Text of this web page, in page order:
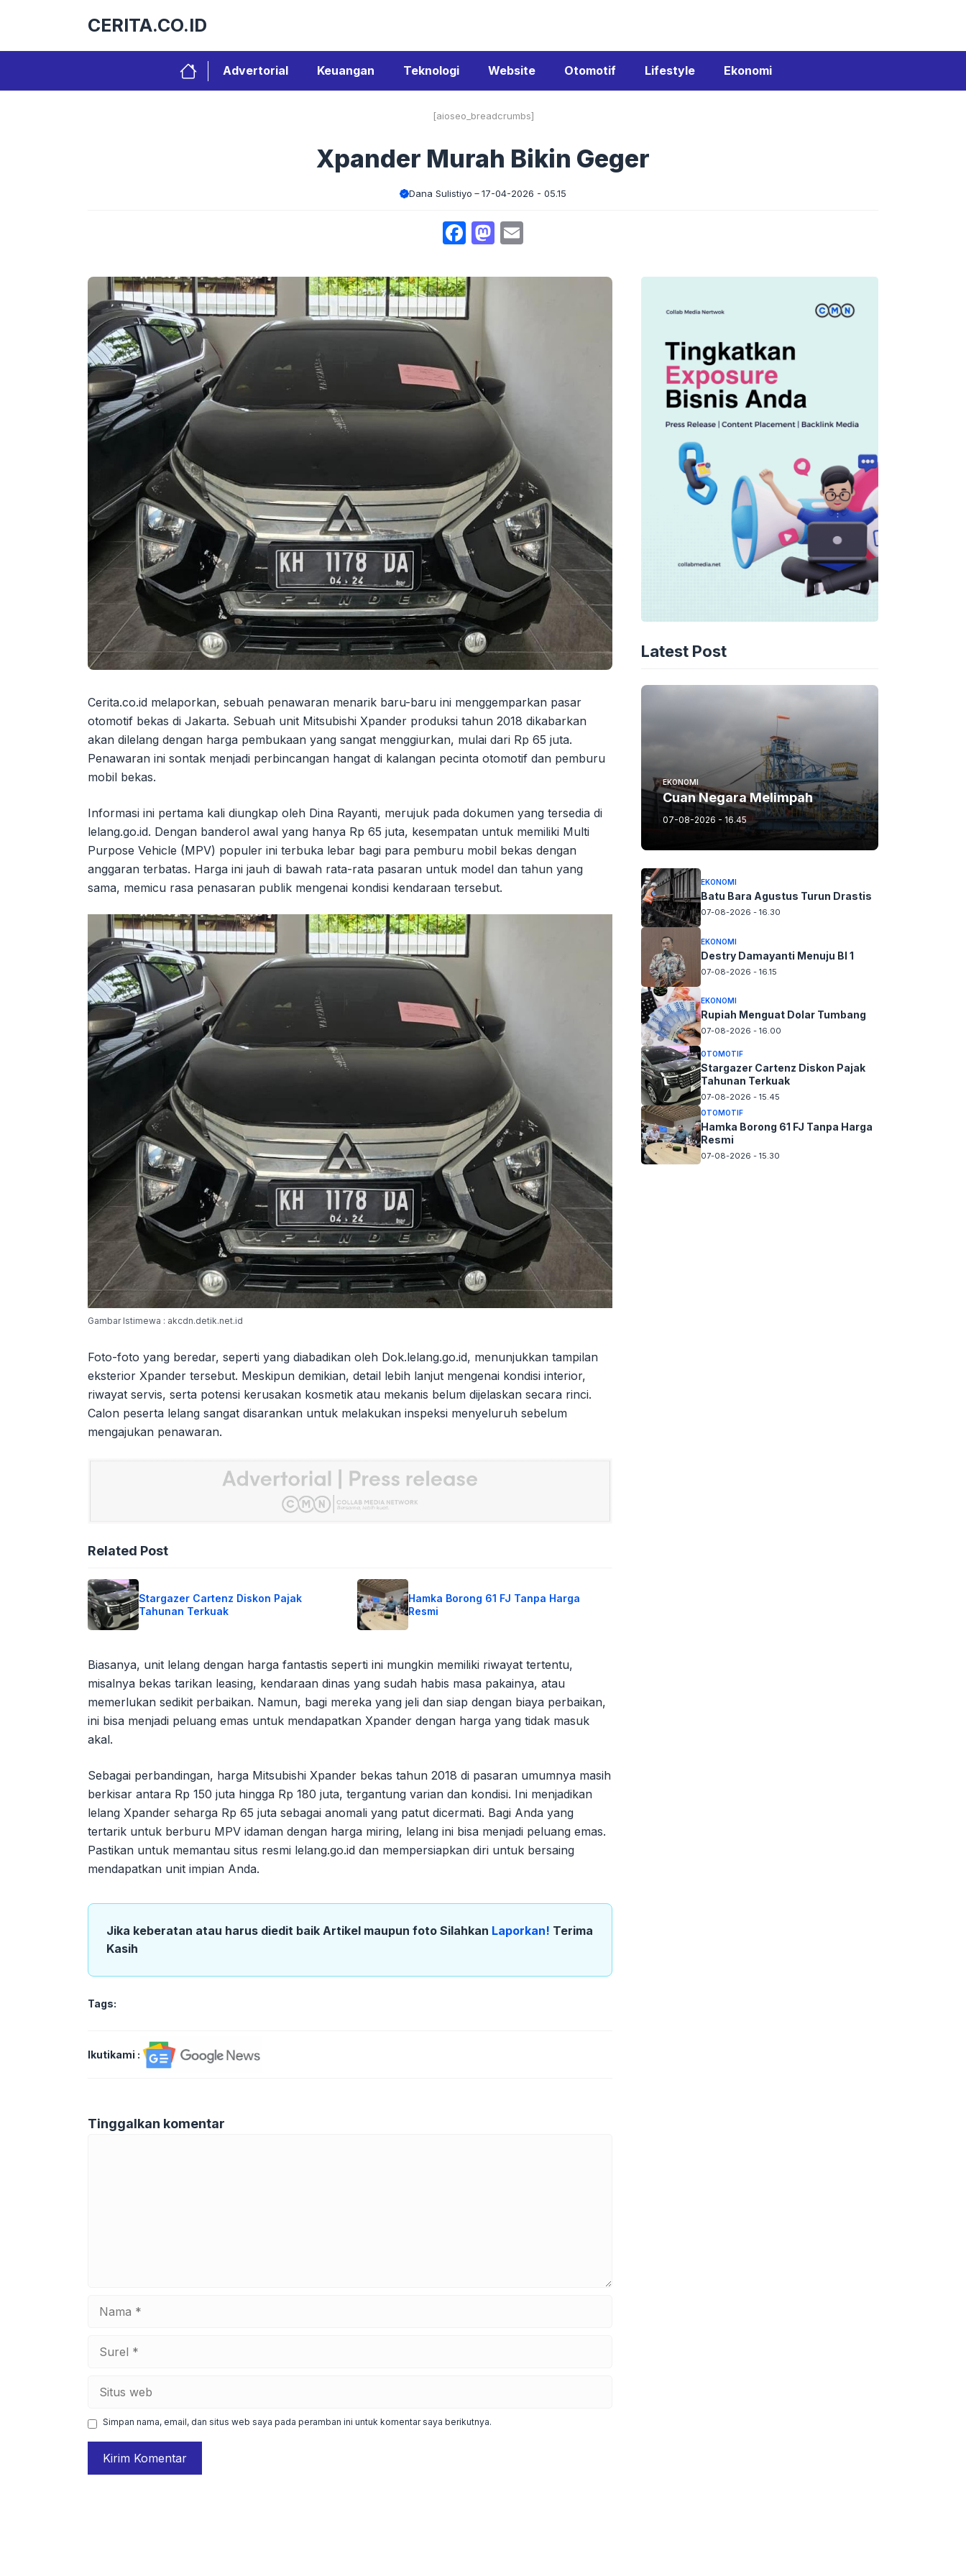
CERITA.CO.ID
Advertorial Keuangan Teknologi Website Otomotif Lifestyle Ekonomi
[aioseo_breadcrumbs]
Xpander Murah Bikin Geger
Dana Sulistiyo 17-04-2026 - 05.15
Facebook
Mastodon
Cerita.co.id melaporkan, sebuah penawaran menarik baru-baru ini menggemparkan pasar
otomotif bekas di Jakarta. Sebuah unit Mitsubishi Xpander produksi tahun 2018 dikabarkan
akan dilelang dengan harga pembukaan yang sangat menggiurkan, mulai dari Rp 65 juta.
Penawaran ini sontak menjadi perbincangan hangat di kalangan pecinta otomotif dan pemburu
mobil bekas.
Informasi ini pertama kali diungkap oleh Dina Rayanti, merujuk pada dokumen yang tersedia di
lelang.go.id. Dengan banderol awal yang hanya Rp 65 juta, kesempatan untuk memiliki Multi
Purpose Vehicle (MPV) populer ini terbuka lebar bagi para pemburu mobil bekas dengan
anggaran terbatas. Harga ini jauh di bawah rata-rata pasaran untuk model dan tahun yang
sama, memicu rasa penasaran publik mengenai kondisi kendaraan tersebut.
Gambar Istimewa : akcdn.detik.net.id
Foto-foto yang beredar, seperti yang diabadikan oleh Dok.lelang.go.id, menunjukkan tampilan
eksterior Xpander tersebut. Meskipun demikian, detail lebih lanjut mengenai kondisi interior,
riwayat servis, serta potensi kerusakan kosmetik atau mekanis belum dijelaskan secara rinci.
Calon peserta lelang sangat disarankan untuk melakukan inspeksi menyeluruh sebelum
mengajukan penawaran.
Related Post
Stargazer Cartenz Diskon Pajak
Tahunan Terkuak
Hamka Borong 61 FJ Tanpa Harga
Resmi
Biasanya, unit lelang dengan harga fantastis seperti ini mungkin memiliki riwayat tertentu,
misalnya bekas tarikan leasing, kendaraan dinas yang sudah habis masa pakainya, atau
memerlukan sedikit perbaikan. Namun, bagi mereka yang jeli dan siap dengan biaya perbaikan,
ini bisa menjadi peluang emas untuk mendapatkan Xpander dengan harga yang tidak masuk
akal.
Sebagai perbandingan, harga Mitsubishi Xpander bekas tahun 2018 di pasaran umumnya masih
berkisar antara Rp 150 juta hingga Rp 180 juta, tergantung varian dan kondisi. Ini menjadikan
lelang Xpander seharga Rp 65 juta sebagai anomali yang patut dicermati. Bagi Anda yang
tertarik untuk berburu MPV idaman dengan harga miring, lelang ini bisa menjadi peluang emas.
Pastikan untuk memantau situs resmi lelang.go.id dan mempersiapkan diri untuk bersaing
mendapatkan unit impian Anda.
Jika keberatan atau harus diedit baik Artikel maupun foto Silahkan Laporkan! Terima
Kasih
Tags:
Ikutikami :
Tinggalkan komentar
web
Simpan nama, email, dan situs web saya pada peramban ini untuk komentar saya berikutnya.
Latest Post
EKONOMI
Cuan Negara Melimpah
07-08-2026 - 16.45
EKONOMI
Batu Bara Agustus Turun Drastis
07-08-2026 - 16.30
EKONOMI
Destry Damayanti Menuju BI 1
07-08-2026 - 16.15
EKONOMI
Rupiah Menguat Dolar Tumbang
07-08-2026 - 16.00
OTOMOTIF
Stargazer Cartenz Diskon Pajak
Tahunan Terkuak
07-08-2026 - 15.45
OTOMOTIF
Hamka Borong 61 FJ Tanpa Harga
Resmi
07-08-2026 - 15.30